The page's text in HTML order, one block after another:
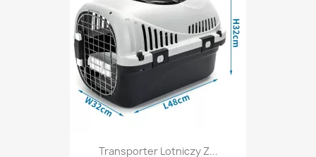
Transporter Lotniczy Z...